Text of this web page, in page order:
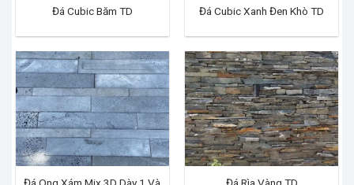
Đá Cubic Băm TD Đá Cubic Xanh Đen Khò TD
Đá Ong Xám Mix 3D Dày 1 Và